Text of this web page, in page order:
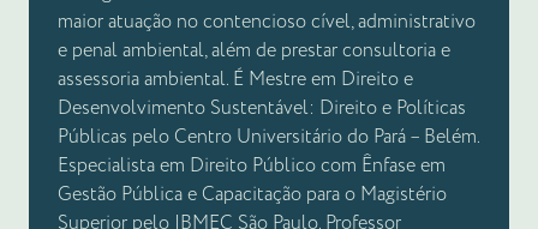
maior atuação no contencioso cível, administrativo
e penal ambiental, além de prestar consultoria e
assessoria ambiental. É Mestre em Direito e
Desenvolvimento Sustentável: Direito e Políticas
Públicas pelo Centro Universitário do Pará – Belém.
Especialista em Direito Público com Ênfase em
Gestão Pública e Capacitação para o Magistério
Superior pelo IBMEC São Paulo. Professor